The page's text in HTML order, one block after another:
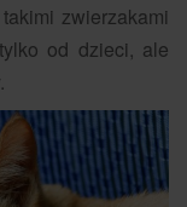
zwierzakami
od dzieci, ale